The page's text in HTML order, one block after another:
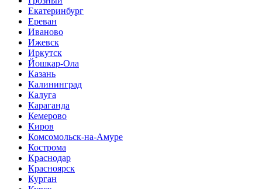
Екатеринбург
Ереван
Иваново
Ижевск
Иркутск
Йошкар-Ола
Казань
Калининград
Калуга
Караганда
Кемерово
Киров
Комсомольск-на-Амуре
Кострома
Краснодар
Красноярск
Курган